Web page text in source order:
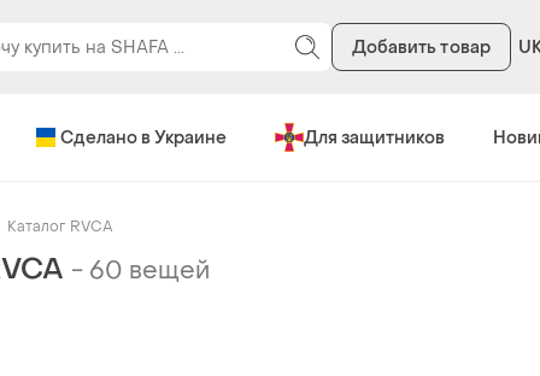
Добавить товар
Сделано в Украине Для защитников
Каталог RVCA
- 60 вещей